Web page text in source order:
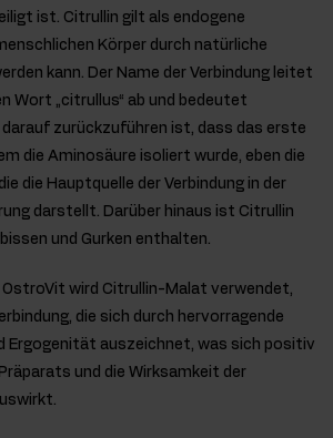
ist. Citrullin gilt als endogene
Körper durch natürliche
kann. Der Name der Verbindung leitet
Wort „citrullus“ ab und bedeutet
zurückzuführen ist, dass das erste
die Aminosäure isoliert wurde, eben die
die Hauptquelle der Verbindung in der
darstellt. Darüber hinaus ist Citrullin
und Gurken enthalten.
OstroVit wird Citrullin-Malat verwendet,
die sich durch hervorragende
Ergogenität auszeichnet, was sich positiv
und die Wirksamkeit der